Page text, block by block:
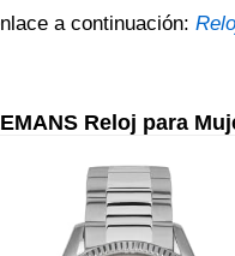
a continuación:
Reloj para